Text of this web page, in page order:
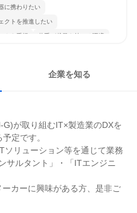
に携わりたい
クトを推進したい
クを重視 若手が裁量を持てる環境
企業を知る
が取り組むIT×製造業のDXを
定です。
ソリューション等を通じて業務
サルタント」・「ITエンジニ
カーに興味がある方、是非ご